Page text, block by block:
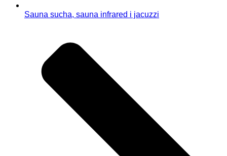
Sauna sucha, sauna infrared i jacuzzi